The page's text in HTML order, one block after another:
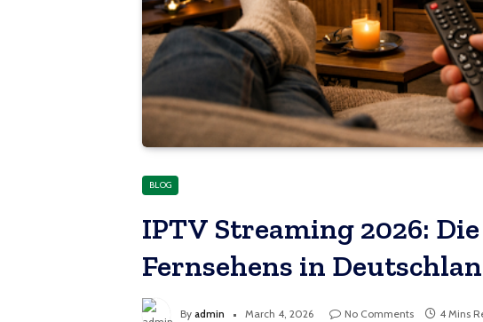
BLOG
IPTV Streaming 2026:
Fernsehens in
By admin March 4, 2026 No Comments 4 Mins